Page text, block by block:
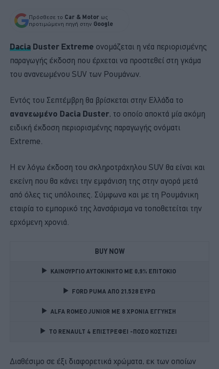
Πρόσθεσε το Car & Motor ως
προτιμώμενη πηγή στην Google
Dacia Duster Extreme ονομάζεται η νέα περιορισμένης
παραγωγής έκδοση που έρχεται να προστεθεί στη γκάμα
του ανανεωμένου SUV των Ρουμάνων.
Εντός του Σεπτέμβρη θα βρίσκεται στην Ελλάδα το
ανανεωμένο Dacia Duster, το οποίο αποκτά μία ακόμη
ειδική έκδοση περιορισμένης παραγωγής ονόματι
Extreme.
Η εν λόγω έκδοση του σκληροτράχηλου SUV θα είναι και
εκείνη που θα κάνει την εμφάνιση της στην αγορά μετά
από όλες τις υπόλοιπες. Σύμφωνα και με τη Ρουμάνικη
εταιρία το εμπορικό της λανσάρισμα να τοποθετείται την
ερχόμενη χρονιά.
BUY NOW
ΚΑΙΝΟΥΡΓΙΟ ΑΥΤΟΚΙΝΗΤΟ ΜΕ 0,9% ΕΠΙΤΟΚΙΟ
FORD PUMA ΑΠΟ 21.528 ΕΥΡΩ
ALFA ROMEO JUNIOR ME 8 ΧΡΟΝΙΑ ΕΓΓΥΗΣΗ
TO RENAULT 4 ΕΠΙΣΤΡΕΦΕΙ -ΠΟΣΟ ΚΟΣΤΙΖΕΙ
Διαθέσιμο σε έξι διαφορετικά χρώματα, εκ των οποίων